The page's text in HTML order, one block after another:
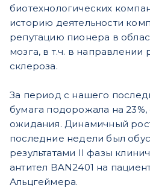
биотехнологических
историю деятельности
репутацию пионера в
мозга, в т.ч. в направлении
склероза.
За период с нашего
бумага подорожала на
ожидания. Динамичный
последние недели был
результатами II фазы
антител BAN2401 на
Альцгеймера.